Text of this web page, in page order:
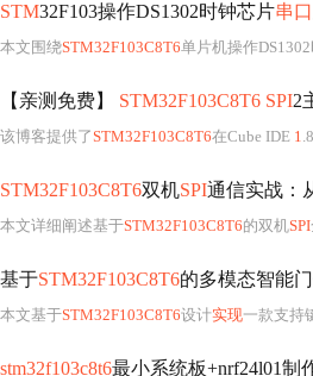
STM32F103操作DS1302时钟芯片串口
本文围绕STM32F103C8T6单片机操作DS1302时钟芯片
【亲测免费】 STM32F103C8T6 SPI2
该博客提供了STM32F103C8T6在Cube IDE 1
STM32F103C8T6双机SPI通信实战：
本文详细阐述基于STM32F103C8T6的双机SPI
基于STM32F103C8T6的多模态智能
本文基于STM32F103C8T6设计实现一款支持键盘
stm32f103c8t6最小系统板+nrf24l01制